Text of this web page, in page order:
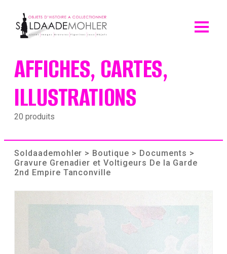
content
AFFICHES, CARTES,
ILLUSTRATIONS
20 produits
Soldaademohler > Boutique > Documents >
Gravure Grenadier et Voltigeurs De la Garde
2nd Empire Tanconville